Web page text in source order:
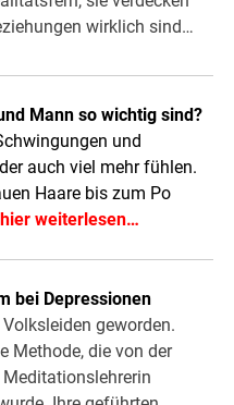
wirklich sind…
Mann so wichtig sind?
und
auch viel mehr fühlen.
Haare bis zum Po
hier weiterlesen…
bei Depressionen
geworden.
Methode, die von der